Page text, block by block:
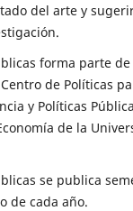
del arte y
forma parte
de Políticas
y Políticas
de la
se publica
de cada año.